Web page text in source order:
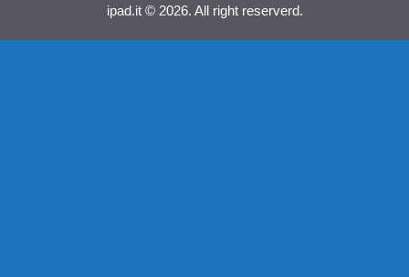
ipad.it © 2026. All right reserverd.